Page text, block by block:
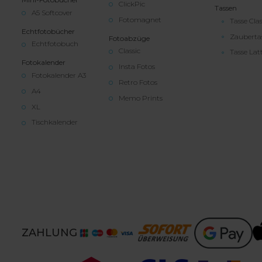
A5 Softcover
Echtfotobücher
Echtfotobuch
Fotokalender
Fotokalender A3
A4
XL
Tischkalender
ClickPic
Fotomagnet
Fotoabzüge
Classic
Insta Fotos
Retro Fotos
Memo Prints
Tassen
Tasse
Tasse
ZAHLUNG